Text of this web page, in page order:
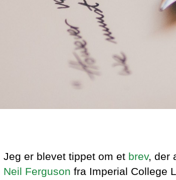
Jeg er blevet tippet om et brev, der
Neil Ferguson fra Imperial College